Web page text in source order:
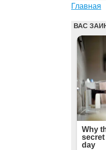
Главная